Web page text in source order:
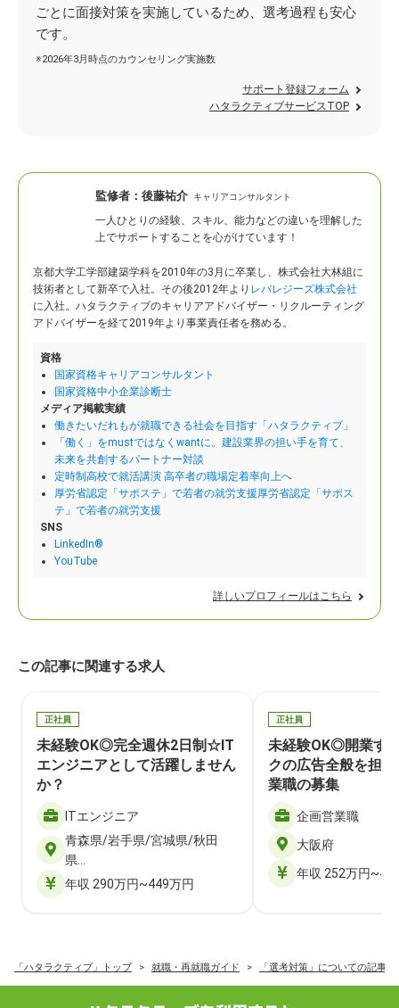
ごとに面接対策を実施しているため、選考過程も安心
です。
※2026年3月時点のカウンセリング実施数
サポート登録フォーム
ハタラクティブサービスTOP
監修者： 後藤祐介 キャリアコンサルタント
一人ひとりの経験、スキル、能力などの違いを理解した
上でサポートすることを心がけています！
京都大学工学部建築学科を2010年の3月に卒業し、株式会社大林組に
技術者として新卒で入社。 その後2012年より レバレジーズ株式会社
に入社。ハタラクティブのキャリアアドバイザー・リクルーティング
アドバイザーを経て2019年より事業責任者を務める。
資格
国家資格キャリアコンサルタント
国家資格中小企業診断士
メディア掲載実績
働きたいだれもが就職できる社会を目指す「ハタラクティブ」
「働く」をmustではなくwantに。建設業界の担い手を育て、
未来を共創するパートナー対談
定時制高校で就活講演 高卒者の職場定着率向上へ
厚労省認定「サポステ」で若者の就労支援厚労省認定「サポス
テ」で若者の就労支援
SNS
LinkedIn®
YouTube
詳しいプロフィールはこちら
この記事に関連する求人
正社員
未経験OK◎完全週休2日制☆IT
エンジニアとして活躍しません
か？
ITエンジニア
青森県/岩手県/宮城県/秋田
県…
年収 290万円~449万円
正社員
未経験OK◎開業す
クの広告全般を担
業職の募集
企画営業職
大阪府
年収 252万円
「ハタラクティブ」トップ 就職・再就職ガイド 「選考対策」についての記事一